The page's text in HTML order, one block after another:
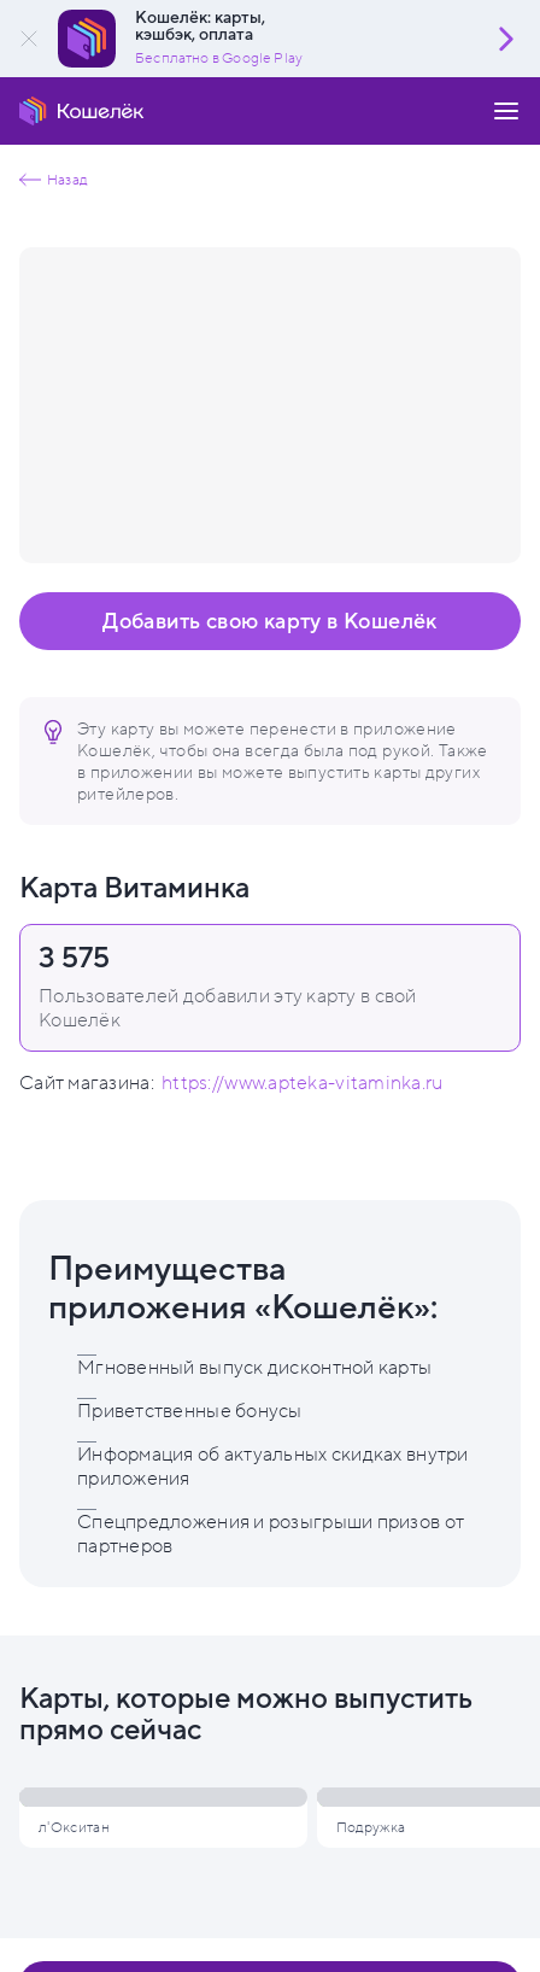
Кошелёк: карты,
кэшбэк, оплата
Бесплатно в Google Play
Назад
Эту карту вы можете перенести в приложение
Кошелёк, чтобы она всегда была под рукой. Также
в приложении вы можете выпустить карты других
ритейлеров.
Добавить свою карту в Кошелёк
Карта Витаминка
3 575
Пользователей добавили эту карту в свой
Кошелёк
Сайт магазина: https://www.apteka-vitaminka.ru
Преимущества
приложения «Кошелёк»:
Мгновенный выпуск дисконтной карты
Приветственные бонусы
Информация об актуальных скидках внутри
приложения
Спецпредложения и розыгрыши призов от
партнеров
Карты, которые можно выпустить
прямо сейчас
л'Окситан Подружка